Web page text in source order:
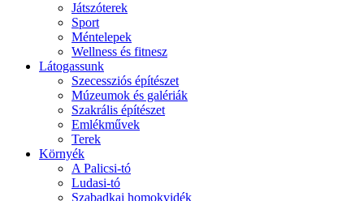
Játszóterek
Sport
Méntelepek
Wellness és fitnesz
Látogassunk
Szecessziós építészet
Múzeumok és galériák
Szakrális építészet
Emlékművek
Terek
Környék
A Palicsi-tó
Ludasi-tó
Szabadkai homokvidék